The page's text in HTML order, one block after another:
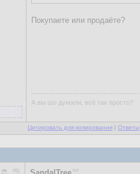
Покупаете или продаёте?
А вы шо думали, всё так просто?
Цитировать для копирования | Ответы